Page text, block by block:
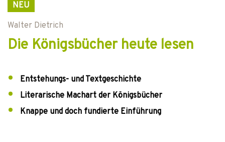
NEU
Walter Dietrich
Die Königsbücher heute lesen
Entstehungs- und Textgeschichte
Literarische Machart der Königsbücher
Knappe und doch fundierte Einführung